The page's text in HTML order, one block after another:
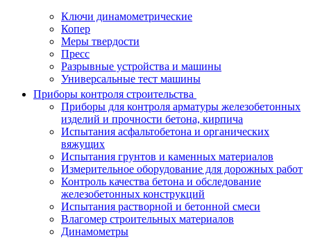
Ключи динамометрические
Копер
Меры твердости
Пресс
Разрывные устройства и машины
Универсальные тест машины
Приборы контроля строительства
Приборы для контроля арматуры железобетонных
изделий и прочности бетона, кирпича
Испытания асфальтобетона и органических
вяжущих
Испытания грунтов и каменных материалов
Измерительное оборудование для дорожных работ
Контроль качества бетона и обследование
железобетонных конструкций
Испытания растворной и бетонной смеси
Влагомер строительных материалов
Динамометры